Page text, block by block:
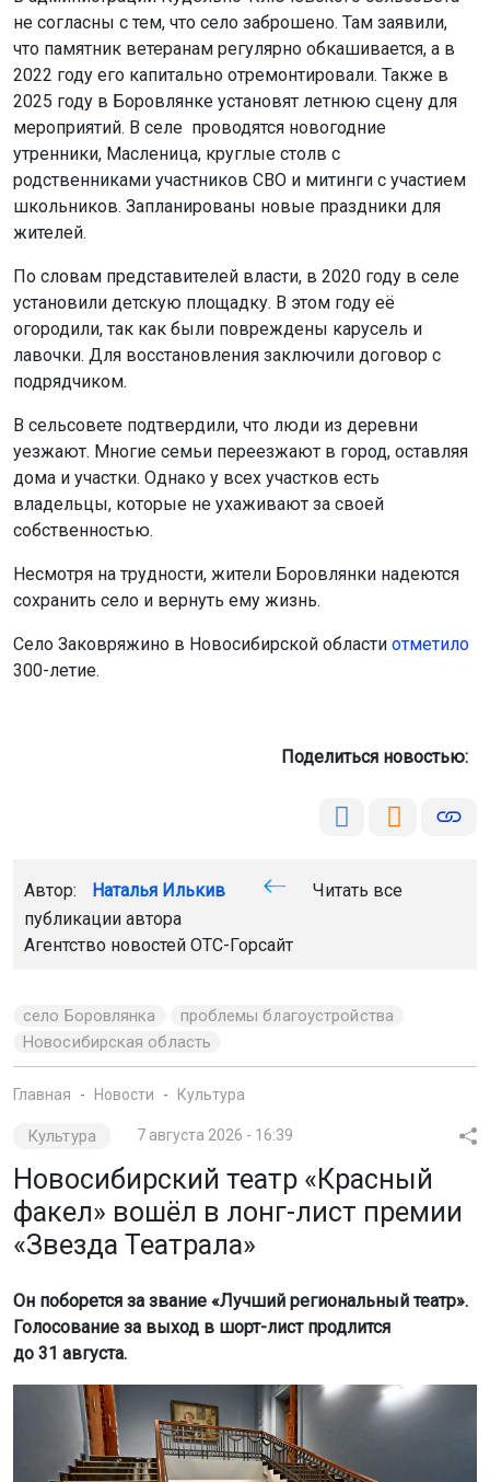
не согласны с тем, что село заброшено. Там заявили,
что памятник ветеранам регулярно обкашивается, а в
2022 году его капитально отремонтировали. Также в
2025 году в Боровлянке установят летнюю сцену для
мероприятий. В селе проводятся новогодние
утренники, Масленица, круглые столв с
родственниками участников СВО и митинги с участием
школьников. Запланированы новые праздники для
жителей.
По словам представителей власти, в 2020 году в селе
установили детскую площадку. В этом году её
огородили, так как были повреждены карусель и
лавочки. Для восстановления заключили договор с
подрядчиком.
В сельсовете подтвердили, что люди из деревни
уезжают. Многие семьи переезжают в город, оставляя
дома и участки. Однако у всех участков есть
владельцы, которые не ухаживают за своей
собственностью.
Несмотря на трудности, жители Боровлянки надеются
сохранить село и вернуть ему жизнь.
Село Заковряжино в Новосибирской области отметило
300-летие.
Поделиться новостью:
Автор: Наталья Илькив
Читать все
публикации автора
Агентство новостей ОТС-Горсайт
село Боровлянка
проблемы благоустройства
Новосибирская область
Главная Новости Культура
Культура 7 августа 2026 - 16:39
Новосибирский театр «Красный
факел» вошёл в лонг-лист премии
«Звезда Театрала»
Он поборется за звание «Лучший региональный театр».
Голосование за выход в шорт-лист продлится
до 31 августа.